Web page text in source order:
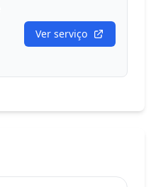
Ver serviço